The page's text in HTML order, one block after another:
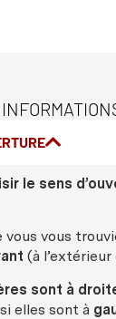
le sens
vous vous
(à l’extérieur
sont à
elles sont à